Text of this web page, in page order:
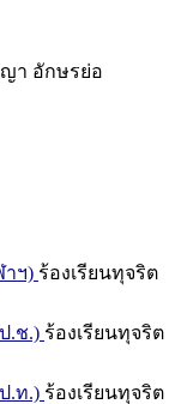
า อักษรย่อ
าฯ) ร้องเรียนทุจริต
.ช.) ร้องเรียนทุจริต
.ท.) ร้องเรียนทุจริต